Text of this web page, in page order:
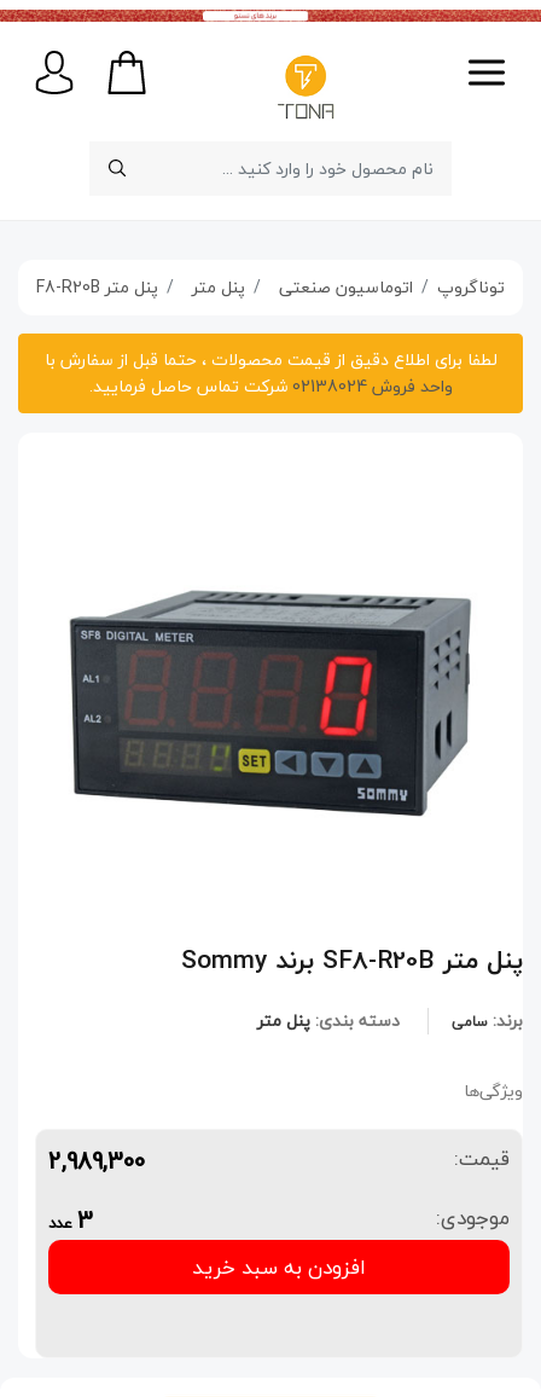
توناگروپ اتوماسیون صنعتی پنل متر پنل‌ متر SF8-R20B برند Sommy
لطفا برای اطلاع دقیق از قیمت محصولات ، حتما قبل از سفارش با
واحد فروش 02138024
شرکت تماس حاصل فرمایید.
پنل‌ متر SF8-R20B برند Sommy
برند: سامی دسته بندی: پنل متر
ویژگی‌ها
قیمت: 2,989,300
موجودی: 3عدد
افزودن به سبد خرید